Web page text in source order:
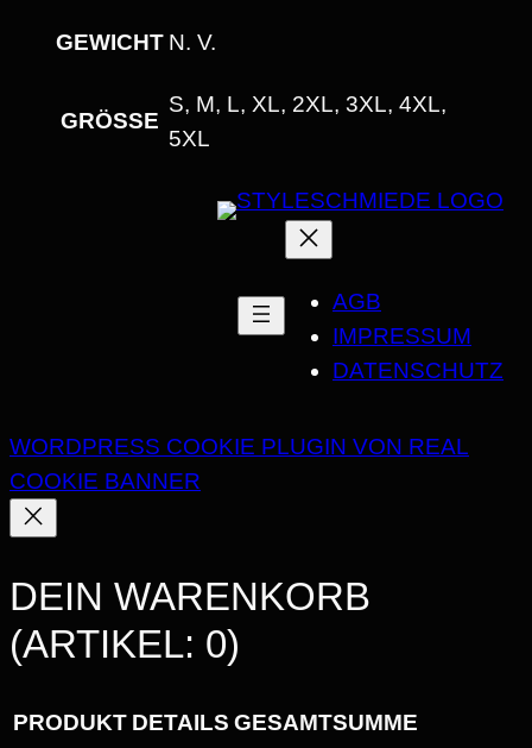
GEWICHT N. V.
GRÖSSE
S, M, L, XL, 2XL, 3XL, 4XL,
5XL
AGB
IMPRESSUM
DATENSCHUTZ
WORDPRESS COOKIE PLUGIN VON REAL
COOKIE BANNER
DEIN WARENKORB
(ARTIKEL: 0)
PRODUKT DETAILS GESAMTSUMME